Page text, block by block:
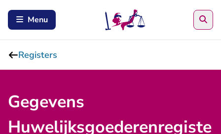
Menu
Registers
Gegevens
Huwelijksgoederenregiste